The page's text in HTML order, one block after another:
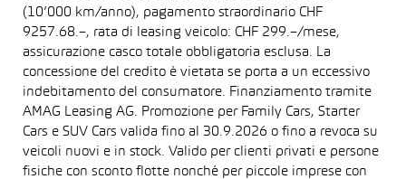
(10’000 km/anno), pagamento straordinario CHF
9257.68.–, rata di leasing veicolo: CHF 299.–/mese,
assicurazione casco totale obbligatoria esclusa. La
concessione del credito è vietata se porta a un eccessivo
indebitamento del consumatore. Finanziamento tramite
AMAG Leasing AG. Promozione per Family Cars, Starter
Cars e SUV Cars valida fino al 30.9.2026 o fino a revoca su
veicoli nuovi e in stock. Valido per clienti privati e persone
fisiche con sconto flotte nonché per piccole imprese con